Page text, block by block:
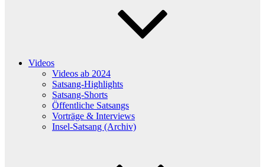
Videos
Videos ab 2024
Satsang-Highlights
Satsang-Shorts
Öffentliche Satsangs
Vorträge & Interviews
Insel-Satsang (Archiv)